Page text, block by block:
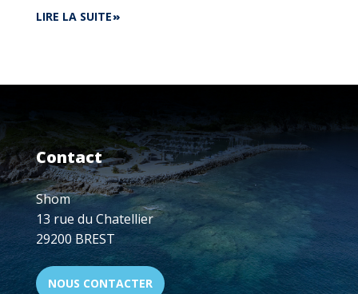
LIRE LA SUITEDE
"300
ANS
D'HYDROGRAPHIE
FRANÇAISE"
!
Contact
Shom
13 rue du Chatellier
29200 BREST
NOUS CONTACTER